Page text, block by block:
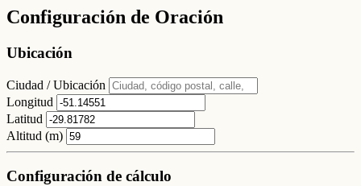
Configuración de Oración
Ubicación
Ciudad / Ubicación
Longitud
Latitud
Altitud (m)
Configuración de cálculo